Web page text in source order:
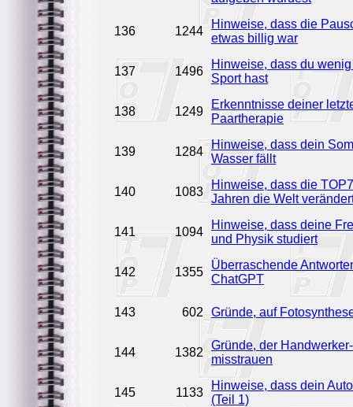
136 1244
Hinweise, dass die
etwas billig war
137 1496
Hinweise, dass du
Sport hast
138 1249
Erkenntnisse deiner
Paartherapie
139 1284
Hinweise, dass dein
Wasser fällt
140 1083
Hinweise, dass die
Jahren die Welt
141 1094
Hinweise, dass deine
und Physik studiert
142 1355
Überraschende
ChatGPT
143 602 Gründe, auf
144 1382
Gründe, der
misstrauen
145 1133
Hinweise, dass dein
(Teil 1)